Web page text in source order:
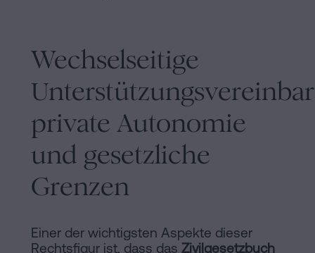
Wechselseitige
private Autonomie
und gesetzliche
Grenzen
Einer der wichtigsten Aspekte dieser
Rechtsfigur ist, dass das Zivilgesetzbuch